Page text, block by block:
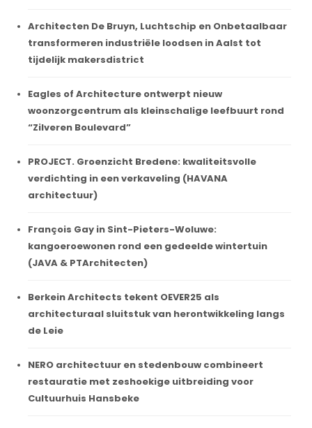
Architecten De Bruyn, Luchtschip en Onbetaalbaar
transformeren industriële loodsen in Aalst tot
tijdelijk makersdistrict
Eagles of Architecture ontwerpt nieuw
woonzorgcentrum als kleinschalige leefbuurt rond
“Zilveren Boulevard”
PROJECT. Groenzicht Bredene: kwaliteitsvolle
verdichting in een verkaveling (HAVANA
architectuur)
François Gay in Sint-Pieters-Woluwe:
kangoeroewonen rond een gedeelde wintertuin
(JAVA & PTArchitecten)
Berkein Architects tekent OEVER25 als
architecturaal sluitstuk van herontwikkeling langs
de Leie
NERO architectuur en stedenbouw combineert
restauratie met zeshoekige uitbreiding voor
Cultuurhuis Hansbeke